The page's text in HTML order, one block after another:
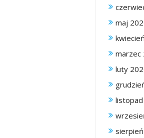
maj
marzec
luty